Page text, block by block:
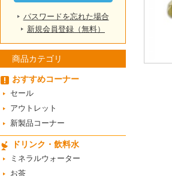
パスワードを忘れた場合
新規会員登録（無料）
商品カテゴリ
おすすめコーナー
セール
アウトレット
新製品コーナー
ドリンク・飲料水
ミネラルウォーター
お茶